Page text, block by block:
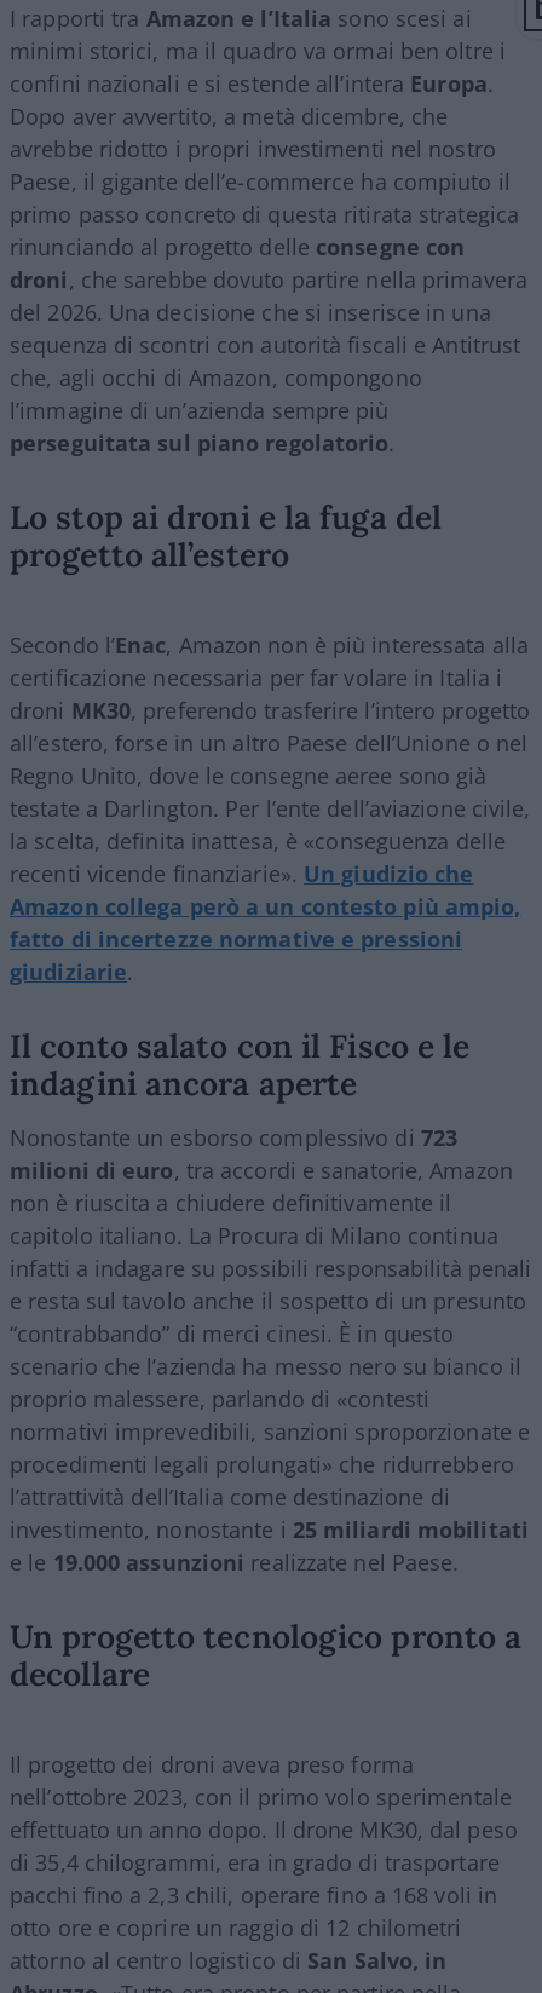
I rapporti tra Amazon e l’Italia sono scesi ai
minimi storici, ma il quadro va ormai ben oltre i
confini nazionali e si estende all’intera Europa.
Dopo aver avvertito, a metà dicembre, che
avrebbe ridotto i propri investimenti nel nostro
Paese, il gigante dell’e-commerce ha compiuto il
primo passo concreto di questa ritirata strategica
rinunciando al progetto delle consegne con
droni, che sarebbe dovuto partire nella primavera
del 2026. Una decisione che si inserisce in una
sequenza di scontri con autorità fiscali e Antitrust
che, agli occhi di Amazon, compongono
l’immagine di un’azienda sempre più
perseguitata sul piano regolatorio.
Lo stop ai droni e la fuga del
progetto all’estero
Secondo l’Enac, Amazon non è più interessata alla
certificazione necessaria per far volare in Italia i
droni MK30, preferendo trasferire l’intero progetto
all’estero, forse in un altro Paese dell’Unione o nel
Regno Unito, dove le consegne aeree sono già
testate a Darlington. Per l’ente dell’aviazione civile,
la scelta, definita inattesa, è «conseguenza delle
recenti vicende finanziarie». Un giudizio che
Amazon collega però a un contesto più ampio,
fatto di incertezze normative e pressioni
giudiziarie.
Il conto salato con il Fisco e le
indagini ancora aperte
Nonostante un esborso complessivo di 723
milioni di euro, tra accordi e sanatorie, Amazon
non è riuscita a chiudere definitivamente il
capitolo italiano. La Procura di Milano continua
infatti a indagare su possibili responsabilità penali
e resta sul tavolo anche il sospetto di un presunto
“contrabbando” di merci cinesi. È in questo
scenario che l’azienda ha messo nero su bianco il
proprio malessere, parlando di «contesti
normativi imprevedibili, sanzioni sproporzionate e
procedimenti legali prolungati» che ridurrebbero
l’attrattività dell’Italia come destinazione di
investimento, nonostante i 25 miliardi mobilitati
e le 19.000 assunzioni realizzate nel Paese.
Un progetto tecnologico pronto a
decollare
Il progetto dei droni aveva preso forma
nell’ottobre 2023, con il primo volo sperimentale
effettuato un anno dopo. Il drone MK30, dal peso
di 35,4 chilogrammi, era in grado di trasportare
pacchi fino a 2,3 chili, operare fino a 168 voli in
otto ore e coprire un raggio di 12 chilometri
attorno al centro logistico di San Salvo, in